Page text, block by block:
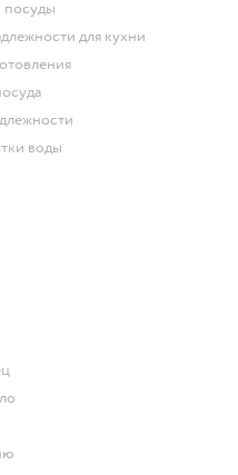
посуды
для кухни
воды